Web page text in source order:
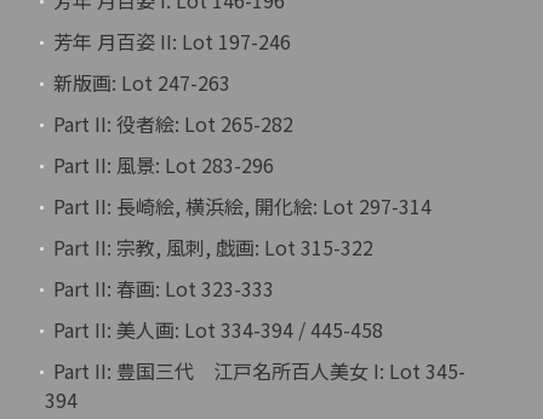
芳年 月百姿 II: Lot 197-246
新版画: Lot 247-263
Part II: 役者絵: Lot 265-282
Part II: 風景: Lot 283-296
Part II: 長崎絵, 横浜絵, 開化絵: Lot 297-314
Part II: 宗教, 風刺, 戯画: Lot 315-322
Part II: 春画: Lot 323-333
Part II: 美人画: Lot 334-394 / 445-458
Part II: 豊国三代 江戸名所百人美女 I: Lot 345-
394